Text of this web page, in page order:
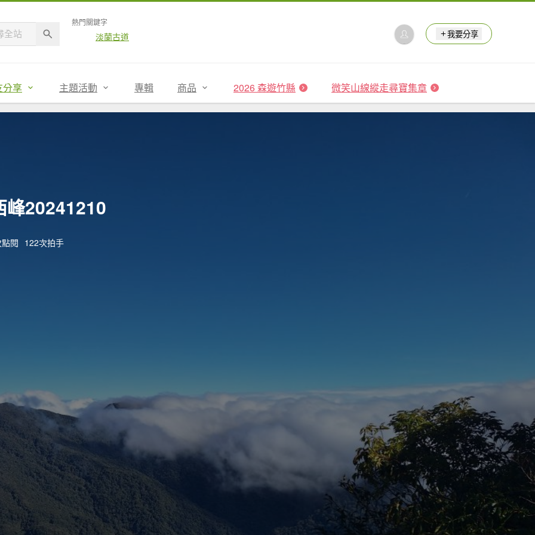
熱門關鍵字
淡蘭古道 我要分享
分享 主題活動 專輯 商品 2026 森遊竹縣 微笑山線縱走尋寶集章
峰20241210
閱 122次拍手